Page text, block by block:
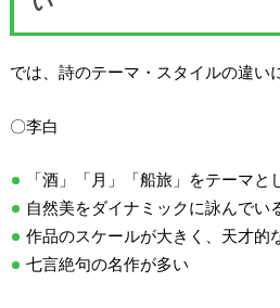
では、詩のテーマ・スタイルの違い
〇李白
「酒」「月」「船旅」をテーマと
自然美をダイナミックに詠んでい
作品のスケールが大きく、天才的
七言絶句の名作が多い